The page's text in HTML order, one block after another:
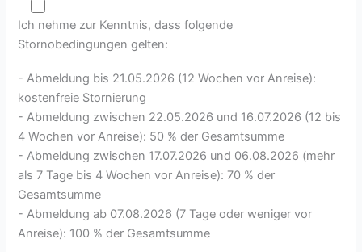
Ich nehme zur Kenntnis, dass folgende
Stornobedingungen gelten:
- Abmeldung bis 21.05.2026 (12 Wochen vor Anreise):
kostenfreie Stornierung
- Abmeldung zwischen 22.05.2026 und 16.07.2026 (12 bis
4 Wochen vor Anreise): 50 % der Gesamtsumme
- Abmeldung zwischen 17.07.2026 und 06.08.2026 (mehr
als 7 Tage bis 4 Wochen vor Anreise): 70 % der
Gesamtsumme
- Abmeldung ab 07.08.2026 (7 Tage oder weniger vor
Anreise): 100 % der Gesamtsumme